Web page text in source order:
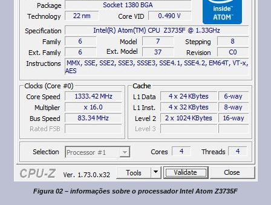
Figura 02 – informações sobre o processador Intel Atom Z3735F